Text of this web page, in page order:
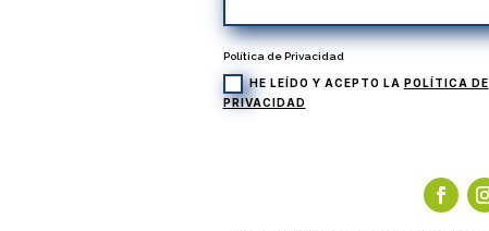
Política de Privacidad
HE LEÍDO Y ACEPTO LA POLÍTICA DE
PRIVACIDAD